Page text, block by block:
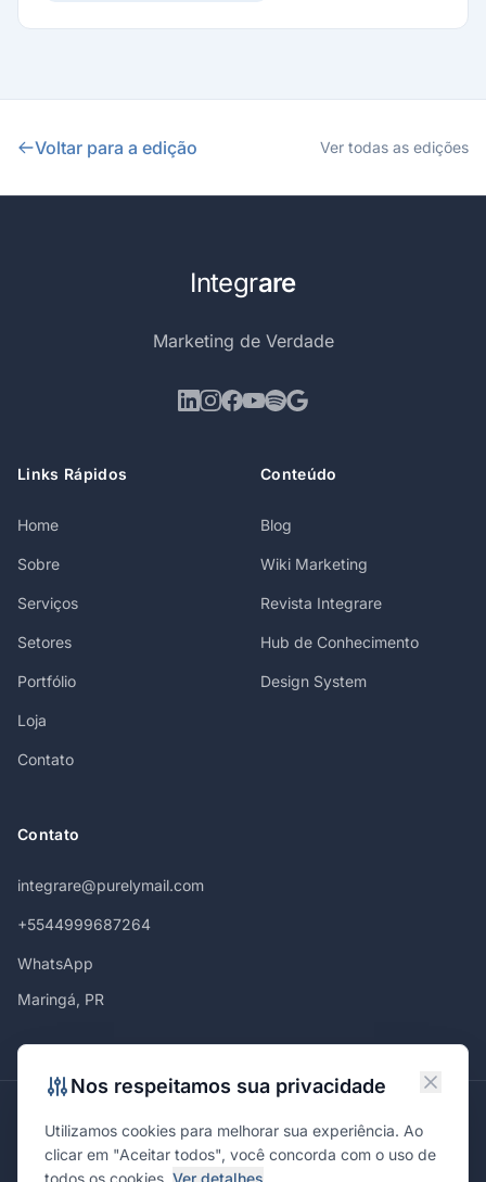
Voltar para a edição Ver todas as edições
Integrare
Marketing de Verdade
Links Rápidos
Home
Sobre
Serviços
Setores
Portfólio
Loja
Contato
Conteúdo
Blog
Wiki Marketing
Revista Integrare
Hub de Conhecimento
Design System
Contato
integrare@purelymail.com
+5544999687264
WhatsApp
Maringá, PR
MaringáCuritibaSão PauloLondrinaCascavelPonta Grossa
Florianópolis BrasíliaJoinvilleCampinas
Nos respeitamos sua privacidade
Utilizamos cookies para melhorar sua experiência. Ao
clicar em "Aceitar todos", você concorda com o uso de
todos os cookies. Ver detalhes